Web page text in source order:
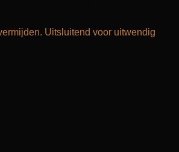
Uitsluitend voor uitwendig